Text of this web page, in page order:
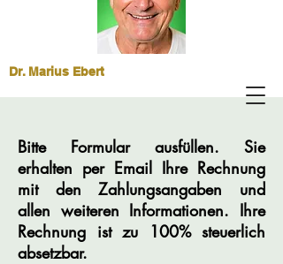
Dr. Marius Ebert
Bitte Formular ausfüllen. Sie
erhalten per Email Ihre Rechnung
mit den Zahlungsangaben und
allen weiteren Informationen. Ihre
Rechnung ist zu 100% steuerlich
absetzbar.